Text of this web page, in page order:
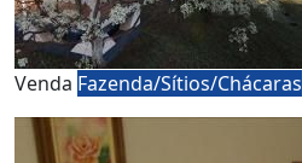
Venda Fazenda/Sítios/Chácaras